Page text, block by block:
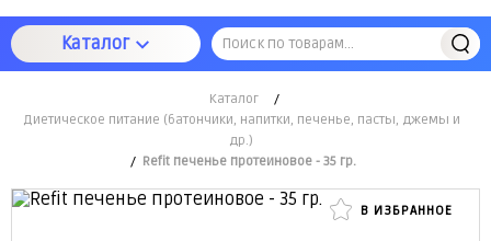
Каталог
Каталог
/
Диетическое питание (батончики, напитки, печенье, пасты, джемы и
др.)
/ Refit печенье протеиновое - 35 гр.
В ИЗБРАННОЕ